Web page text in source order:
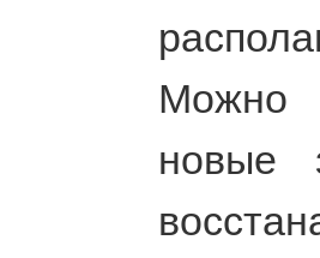
новые